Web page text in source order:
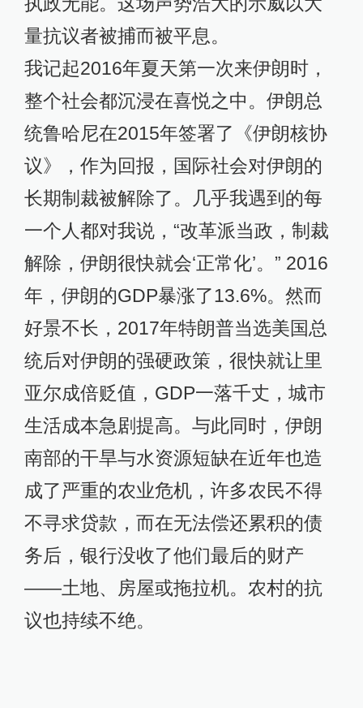
解除，伊朗很快就会‘正常化’。” 2016
年，伊朗的GDP暴涨了13.6%。然而
好景不长，2017年特朗普当选美国总
统后对伊朗的强硬政策，很快就让里
亚尔成倍贬值，GDP一落千丈，城市
成了严重的农业危机，许多农民不得
不寻求贷款，而在无法偿还累积的债
务后，银行没收了他们最后的财产
——土地、房屋或拖拉机。农村的抗
伊斯法罕街头的一位妇女。
在经济寒冬带来的彻骨刺痛面前，宗
教意识形态对底层的麻痹作用显得愈
发捉襟见肘。帕尔瓦告诉我：在不久
前的一次农村的主麻礼上，当伊玛目
念出“我们要面朝我们的祖国，背对我
们的敌人”时，现场的礼拜者纷纷扭转